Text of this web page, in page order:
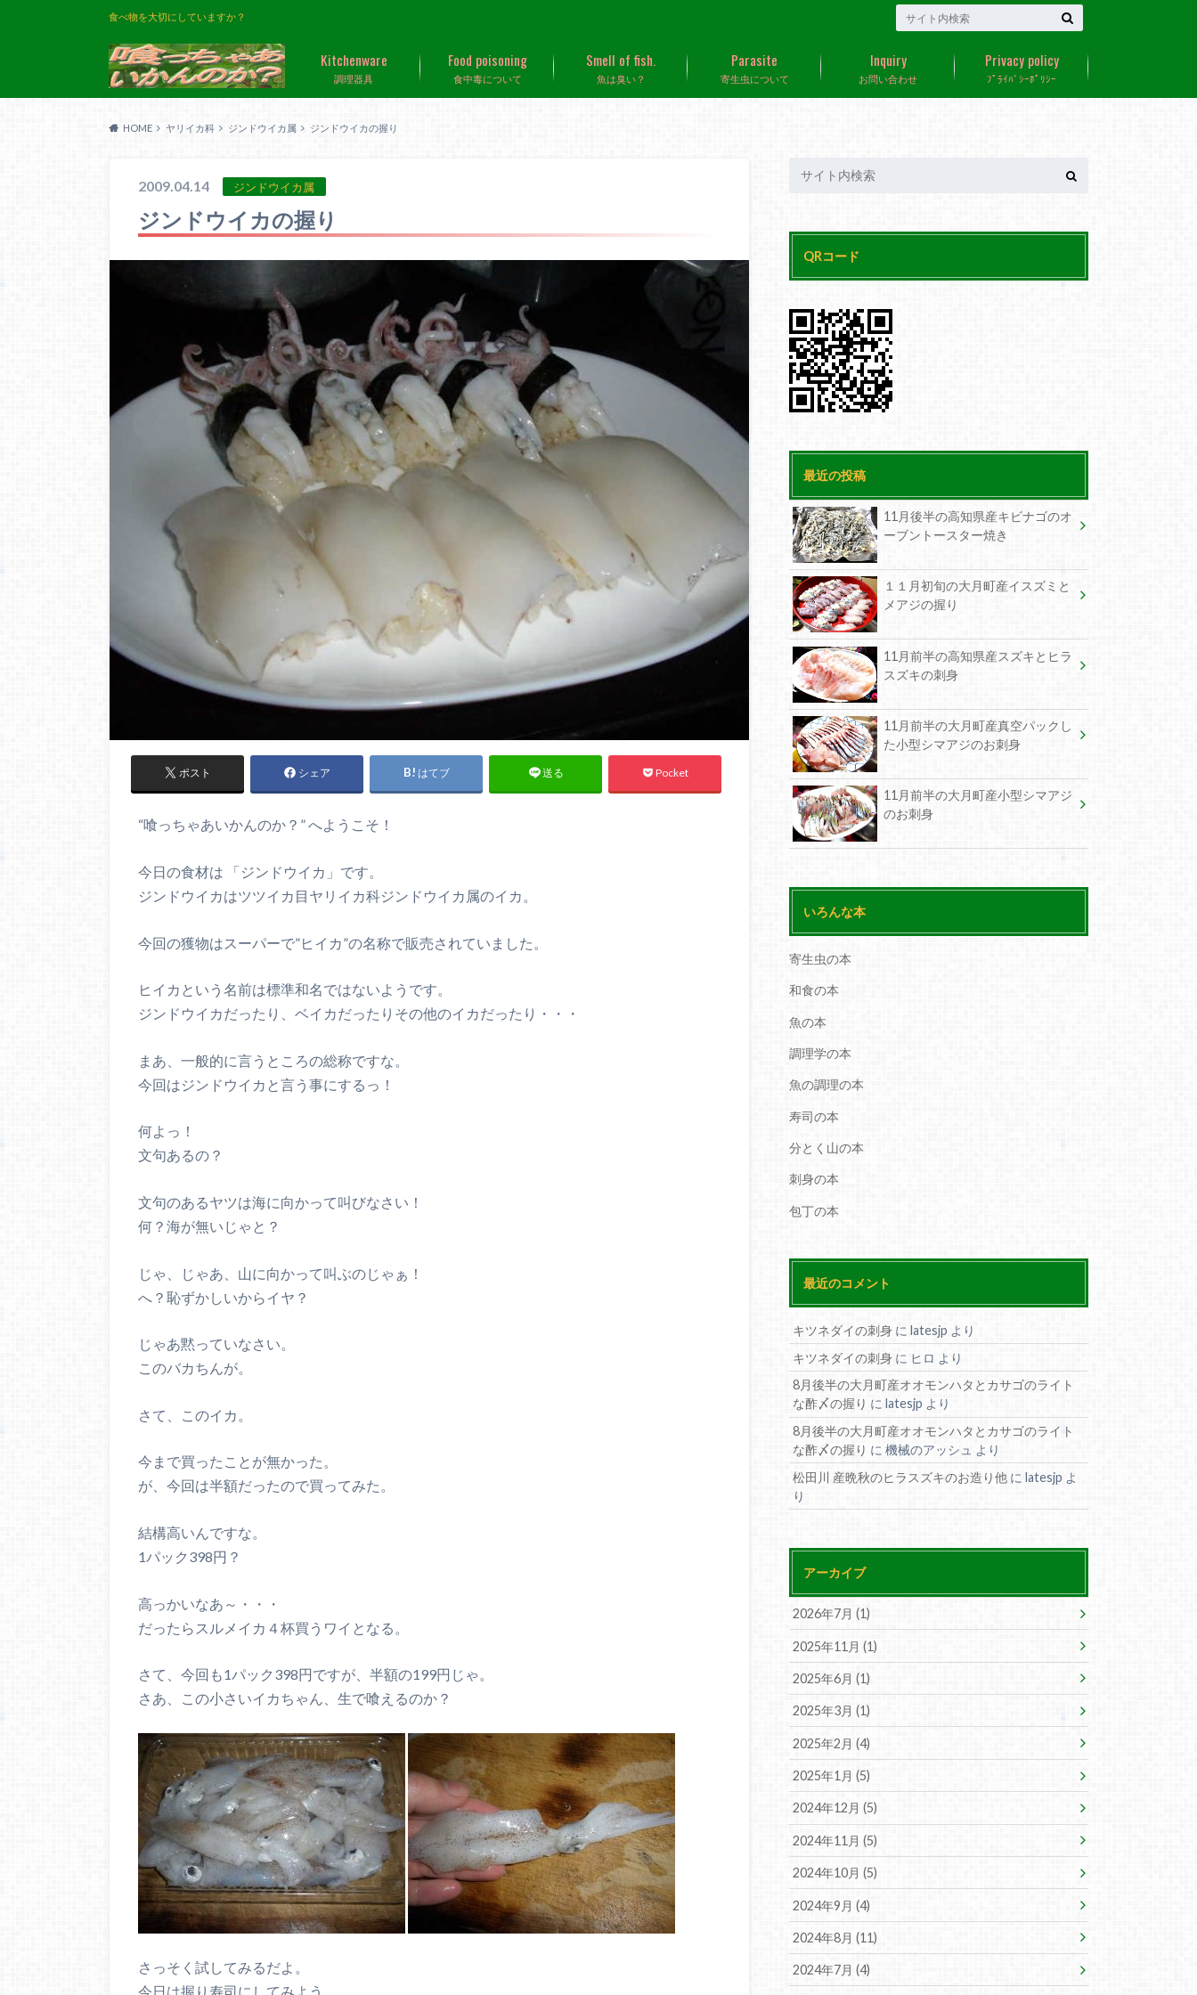
食べ物を大切にしていますか？
調理器具
Kitchenware
食中毒について
Food poisoning
魚は臭い？
Smell of fish.
寄生虫について
Parasite
お問い合わせ
Inquiry
ﾌﾟﾗｲﾊﾞｼｰﾎﾟﾘｼｰ
Privacy policy
HOME ヤリイカ科 ジンドウイカ属 ジンドウイカの握り
2009.04.14 ジンドウイカ属
ジンドウイカの握り
ポスト シェア はてブ 送る Pocket
“喰っちゃあいかんのか？” へようこそ！
今日の食材は 「ジンドウイカ」です。
ジンドウイカはツツイカ目ヤリイカ科ジンドウイカ属のイカ。
今回の獲物はスーパーで”ヒイカ”の名称で販売されていました。
ヒイカという名前は標準和名ではないようです。
ジンドウイカだったり、ベイカだったりその他のイカだったり・・・
まあ、一般的に言うところの総称ですな。
今回はジンドウイカと言う事にするっ！
何よっ！
文句あるの？
文句のあるヤツは海に向かって叫びなさい！
何？海が無いじゃと？
じゃ、じゃあ、山に向かって叫ぶのじゃぁ！
へ？恥ずかしいからイヤ？
じゃあ黙っていなさい。
このバカちんが。
さて、このイカ。
今まで買ったことが無かった。
が、今回は半額だったので買ってみた。
結構高いんですな。
1パック398円？
高っかいなあ～・・・
だったらスルメイカ４杯買うワイとなる。
さて、今回も1パック398円ですが、半額の199円じゃ。
さあ、この小さいイカちゃん、生で喰えるのか？
さっそく試してみるだよ。
今日は握り寿司にしてみよう。
QRコード
最近の投稿
11月後半の高知県産キビナゴのオ
ーブントースター焼き
１１月初旬の大月町産イスズミと
メアジの握り
11月前半の高知県産スズキとヒラ
スズキの刺身
11月前半の大月町産真空パックし
た小型シマアジのお刺身
11月前半の大月町産小型シマアジ
のお刺身
いろんな本
寄生虫の本
和食の本
魚の本
調理学の本
魚の調理の本
寿司の本
分とく山の本
刺身の本
包丁の本
最近のコメント
キツネダイの刺身 にlatesjp より
キツネダイの刺身 に ヒロ より
8月後半の大月町産オオモンハタとカサゴのライト
な酢〆の握り にlatesjp より
8月後半の大月町産オオモンハタとカサゴのライト
な酢〆の握り に機械のアッシュ より
松田川 産晩秋のヒラスズキのお造り他 にlatesjp よ
り
アーカイブ
2026年7月 (1)
2025年11月 (1)
2025年6月 (1)
2025年3月 (1)
2025年2月 (4)
2025年1月 (5)
2024年12月 (5)
2024年11月 (5)
2024年10月 (5)
2024年9月 (4)
2024年8月 (11)
2024年7月 (4)